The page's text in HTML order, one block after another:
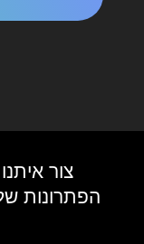
צור
הפתרונות